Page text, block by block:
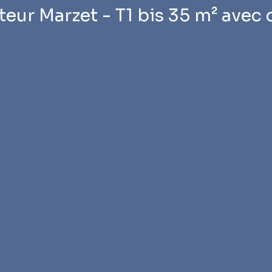
Marzet - T1 bis 35 m² avec